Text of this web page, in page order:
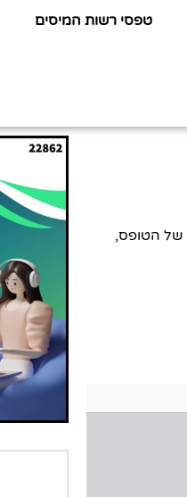
טפסי רשות המיסים
לפניכם כל המידע שתחפשו על טופס טפסים לקליטת מתגבר בדיקנאט. כאן תוכלו למצוא קובץ PDF של הטופס,